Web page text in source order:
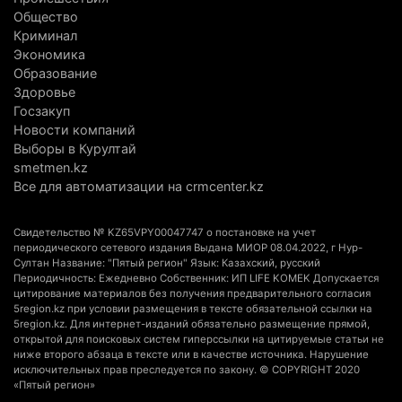
природу Алматинской области
3 августа 2026 г. 16:16
Кыргызстан обогнал Казахстан по темпам роста
сельского хозяйства. Что это значит для
Алматинской области
3 августа 2026 г. 15:43
На выборах в Курултай можно будет
проголосовать «Против всех»
В Конаеве появится завод по переработке
мусора за 11 млрд тенге
3 августа 2026 г. 13:21 155
Миллионы из ОСМС похитили через
стоматологии: в Алматинской области вынесли
приговор
Общество
Криминал
Экономика
Образование
Здоровье
Госзакуп
Новости компаний
Выборы в Курултай
smetmen.kz
Все для автоматизации на crmcenter.kz
Свидетельство № KZ65VPY00047747 о постановке на учет
периодического сетевого издания Выдана МИОР 08.04.2022, г Нур-
Султан Название: "Пятый регион" Язык: Казахский, русский
Периодичность: Ежедневно Собственник: ИП LIFE KOMEK Допускается
цитирование материалов без получения предварительного согласия
5region.kz при условии размещения в тексте обязательной ссылки на
5region.kz. Для интернет-изданий обязательно размещение прямой,
открытой для поисковых систем гиперссылки на цитируемые статьи не
ниже второго абзаца в тексте или в качестве источника. Нарушение
исключительных прав преследуется по закону. © COPYRIGHT 2020
«Пятый регион»